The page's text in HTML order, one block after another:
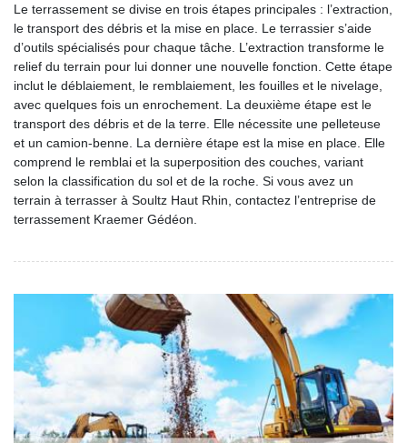
Le terrassement se divise en trois étapes principales : l’extraction,
le transport des débris et la mise en place. Le terrassier s’aide
d’outils spécialisés pour chaque tâche. L’extraction transforme le
relief du terrain pour lui donner une nouvelle fonction. Cette étape
inclut le déblaiement, le remblaiement, les fouilles et le nivelage,
avec quelques fois un enrochement. La deuxième étape est le
transport des débris et de la terre. Elle nécessite une pelleteuse
et un camion-benne. La dernière étape est la mise en place. Elle
comprend le remblai et la superposition des couches, variant
selon la classification du sol et de la roche. Si vous avez un
terrain à terrasser à Soultz Haut Rhin, contactez l’entreprise de
terrassement Kraemer Gédéon.